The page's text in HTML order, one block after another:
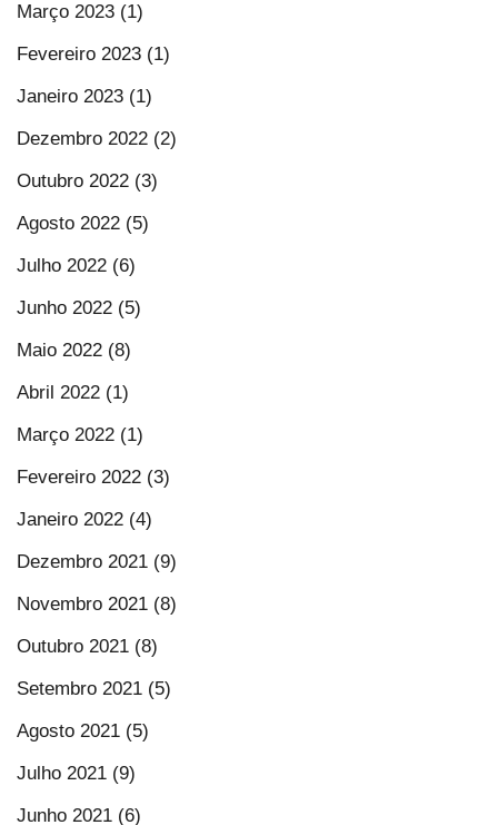
Março 2023 (1)
Fevereiro 2023 (1)
Janeiro 2023 (1)
Dezembro 2022 (2)
Outubro 2022 (3)
Agosto 2022 (5)
Julho 2022 (6)
Junho 2022 (5)
Maio 2022 (8)
Abril 2022 (1)
Março 2022 (1)
Fevereiro 2022 (3)
Janeiro 2022 (4)
Dezembro 2021 (9)
Novembro 2021 (8)
Outubro 2021 (8)
Setembro 2021 (5)
Agosto 2021 (5)
Julho 2021 (9)
Junho 2021 (6)